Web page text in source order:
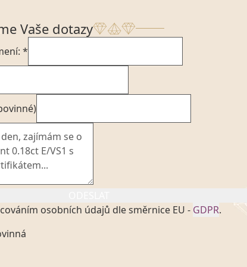
Vaše dotazy
*
osobních údajů dle směrnice EU - GDPR.
odkaz, v souladu se zákonem č. 101/2000 Sb. v
souhlasím se zpracováním a uchováním veškerých